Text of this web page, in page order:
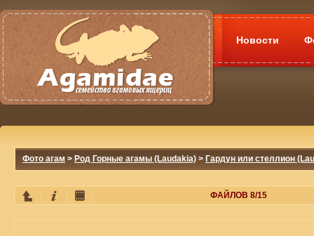
Новости
Фото агам > Род Горные агамы (Laudakia) > Гардун или стеллион
ФАЙЛОВ 8/15